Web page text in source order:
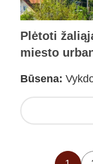
Plėtoti
miesto
Būsena: